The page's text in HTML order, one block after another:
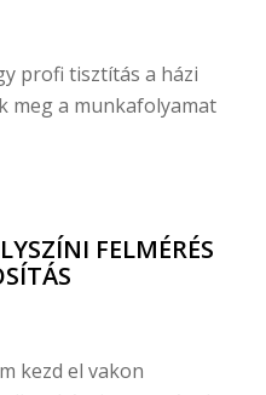
profi tisztítás a házi
meg a munkafolyamat
FELMÉRÉS
kezd el vakon